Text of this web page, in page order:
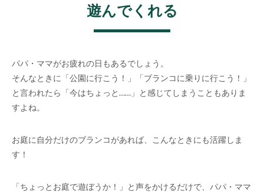
遊んでくれる
パパ・ママがお疲れの日もあるでしょう。
そんなときに「公園に行こう！」「ブランコに乗りに行こう！」
と言われたら「今はちょっと……」と感じてしまうこともありま
すよね。
お庭に自分だけのブランコがあれば、こんなときにも活躍しま
す！
「ちょっとお庭で遊ぼうか！」と声をかけるだけで、パパ・ママ